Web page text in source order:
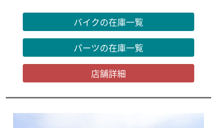
バイクの在庫一覧
パーツの在庫一覧
店舗詳細